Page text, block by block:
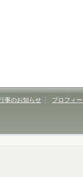
事のお知らせ プロフィ